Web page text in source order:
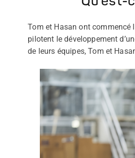
Tom et Hasan ont commencé
pilotent le développement
de leurs équipes, Tom et